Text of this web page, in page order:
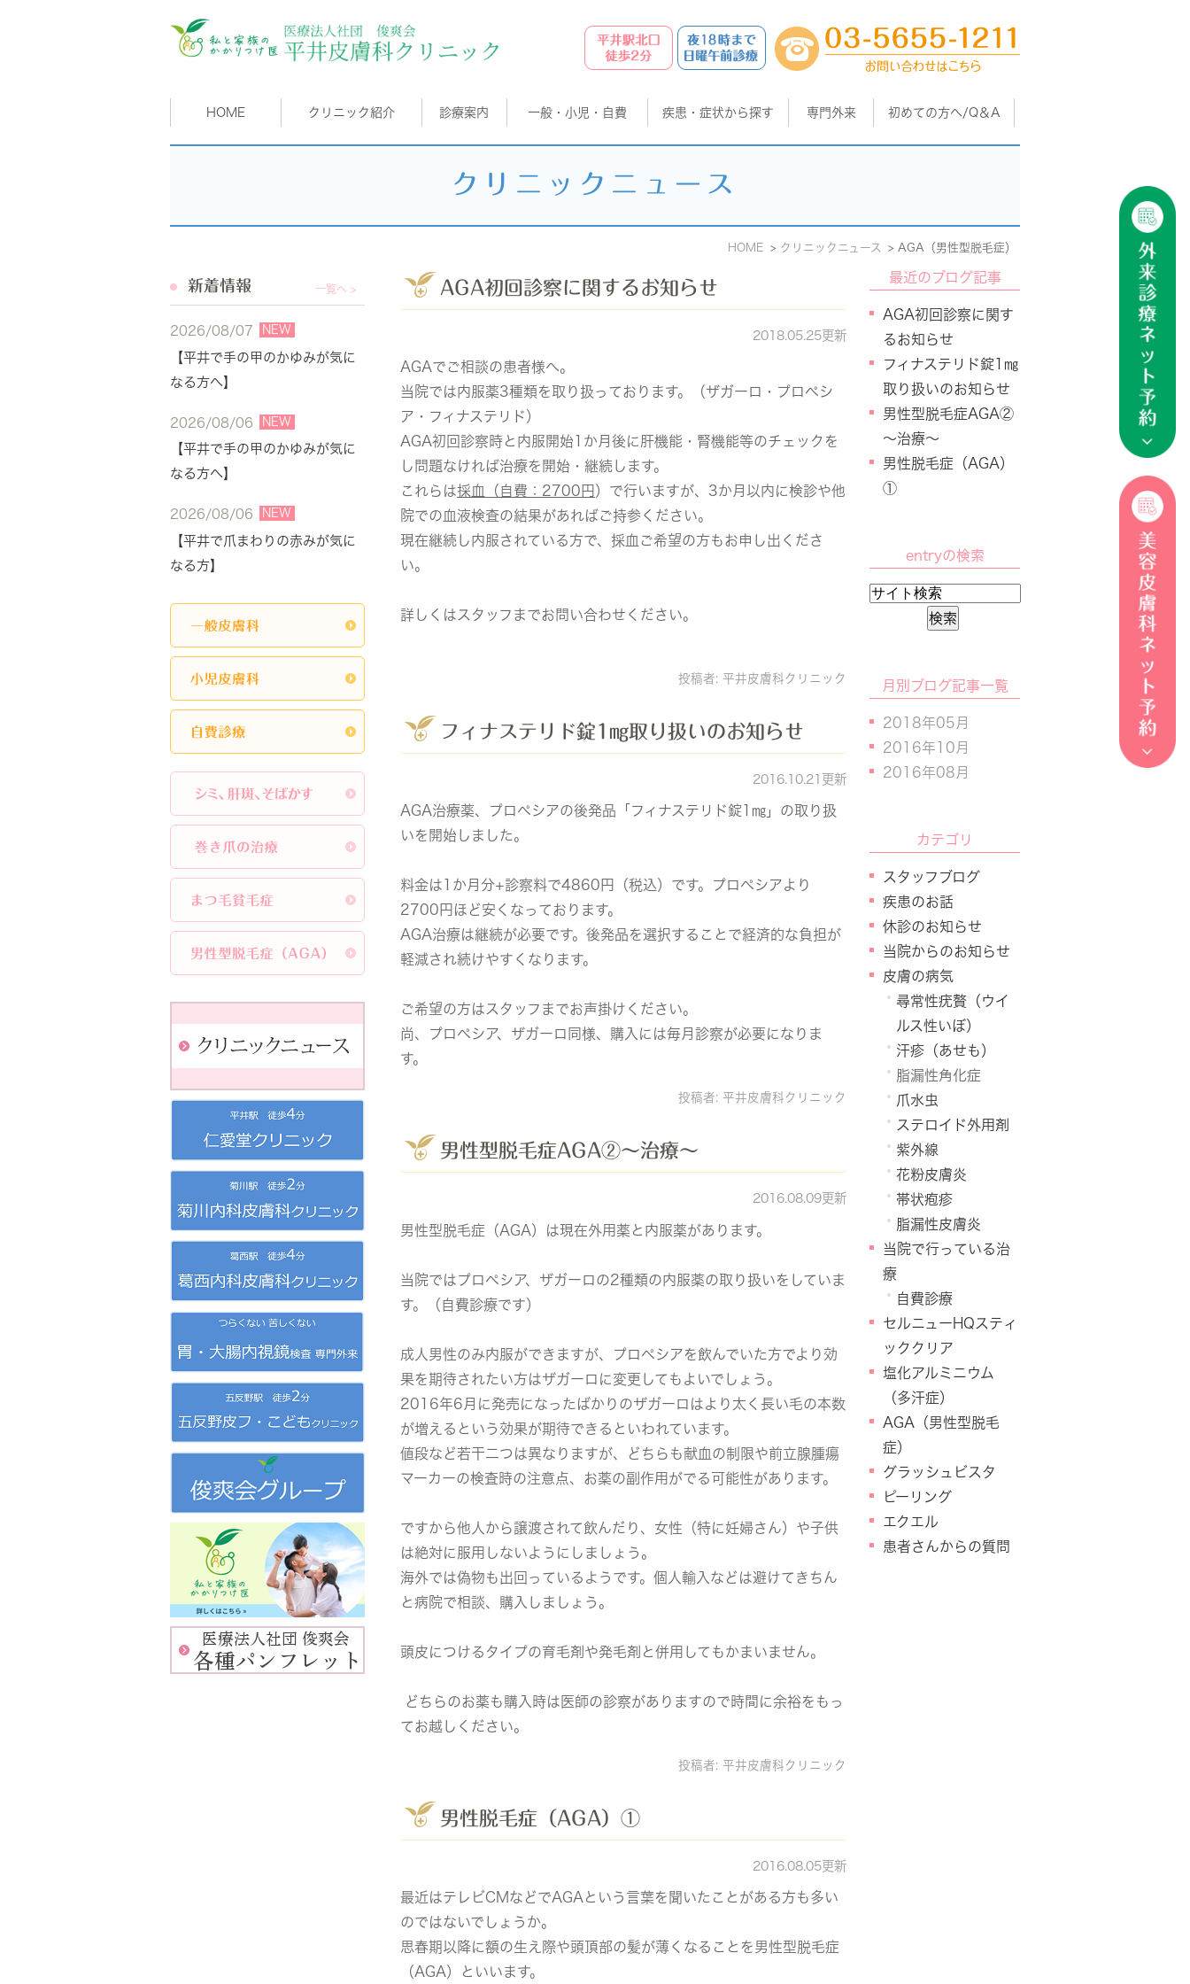
HOME クリニック紹介 診療案内 一般・小児・自費 疾患・症状から探す 専門外来 初めての方へ/Q＆A
クリニックニュース
HOME クリニックニュース AGA（男性型脱毛症）
AGA初回診察に関するお知らせ
2018.05.25更新
AGAでご相談の患者様へ。
当院では内服薬3種類を取り扱っております。（ザガーロ・プロペシ
ア・フィナステリド）
AGA初回診察時と内服開始1か月後に肝機能・腎機能等のチェックを
し問題なければ治療を開始・継続します。
これらは採血（自費：2700円 ）で行いますが、3か月以内に検診や他
院での血液検査の結果があればご持参ください。
現在継続し内服されている方で、採血ご希望の方もお申し出くださ
い。
詳しくはスタッフまでお問い合わせください。
投稿者: 平井皮膚科クリニック
フィナステリド錠1㎎取り扱いのお知らせ
2016.10.21更新
AGA治療薬、プロペシアの後発品「フィナステリド錠1㎎」の取り扱
いを開始しました。
料金は1か月分+診察料で4860円（税込）です。プロペシアより
2700円ほど安くなっております。
AGA治療は継続が必要です。後発品を選択することで経済的な負担が
軽減され続けやすくなります。
ご希望の方はスタッフまでお声掛けください。
尚、プロペシア、ザガーロ同様、購入には毎月診察が必要になりま
す。
投稿者: 平井皮膚科クリニック
男性型脱毛症AGA②～治療～
2016.08.09更新
男性型脱毛症（AGA）は現在外用薬と内服薬があります。
当院ではプロペシア、ザガーロの2種類の内服薬の取り扱いをしていま
す。（自費診療です）
成人男性のみ内服ができますが、プロペシアを飲んでいた方でより効
果を期待されたい方はザガーロに変更してもよいでしょう。
2016年6月に発売になったばかりのザガーロはより太く長い毛の本数
が増えるという効果が期待できるといわれています。
値段など若干二つは異なりますが、どちらも献血の制限や前立腺腫瘍
マーカーの検査時の注意点、お薬の副作用がでる可能性があります。
ですから他人から譲渡されて飲んだり、女性（特に妊婦さん）や子供
は絶対に服用しないようにしましょう。
海外では偽物も出回っているようです。個人輸入などは避けてきちん
と病院で相談、購入しましょう。
頭皮につけるタイプの育毛剤や発毛剤と併用してもかまいません。
どちらのお薬も購入時は医師の診察がありますので時間に余裕をもっ
てお越しください。
投稿者: 平井皮膚科クリニック
男性脱毛症（AGA）①
2016.08.05更新
最近はテレビCMなどでAGAという言葉を聞いたことがある方も多い
のではないでしょうか。
思春期以降に額の生え際や頭頂部の髪が薄くなることを男性型脱毛症
（AGA）といいます。
最近のブログ記事
AGA初回診察に関す
るお知らせ
フィナステリド錠1㎎
取り扱いのお知らせ
男性型脱毛症AGA②
～治療～
男性脱毛症（AGA）
①
entryの検索
月別ブログ記事一覧
2018年05月
2016年10月
2016年08月
カテゴリ
スタッフブログ
疾患のお話
休診のお知らせ
当院からのお知らせ
皮膚の病気
尋常性疣贅（ウイ
ルス性いぼ）
汗疹（あせも）
脂漏性角化症
爪水虫
ステロイド外用剤
紫外線
花粉皮膚炎
帯状疱疹
脂漏性皮膚炎
当院で行っている治
療
自費診療
セルニューHQスティ
ッククリア
塩化アルミニウム
（多汗症）
AGA（男性型脱毛
症）
グラッシュビスタ
ピーリング
エクエル
患者さんからの質問
新着情報 一覧へ >
2026/08/07 NEW
【平井で手の甲のかゆみが気に
なる方へ】
2026/08/06 NEW
【平井で手の甲のかゆみが気に
なる方へ】
2026/08/06 NEW
【平井で爪まわりの赤みが気に
なる方】